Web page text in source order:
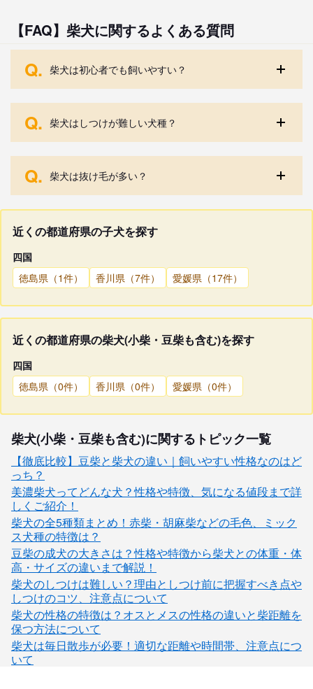
【FAQ】柴犬に関するよくある質問
Q. 柴犬は初心者でも飼いやすい？
Q. 柴犬はしつけが難しい犬種？
Q. 柴犬は抜け毛が多い？
近くの都道府県の子犬を探す
四国
徳島県（1件）
香川県（7件） 愛媛県（17件）
近くの都道府県の柴犬(小柴・豆柴も含む)を探す
四国
徳島県（0件）
香川県（0件） 愛媛県（0件）
柴犬(小柴・豆柴も含む)に関するトピック一覧
【徹底比較】豆柴と柴犬の違い｜飼いやすい性格なのはど
っち？
美濃柴犬ってどんな犬？性格や特徴、気になる値段まで詳
しくご紹介！
柴犬の全5種類まとめ！赤柴・胡麻柴などの毛色、ミック
ス犬種の特徴は？
豆柴の成犬の大きさは？性格や特徴から柴犬との体重・体
高・サイズの違いまで解説！
柴犬のしつけは難しい？理由としつけ前に把握すべき点や
しつけのコツ、注意点について
柴犬の性格の特徴は？オスとメスの性格の違いと柴距離を
保つ方法について
柴犬は毎日散歩が必要！適切な距離や時間帯、注意点につ
いて